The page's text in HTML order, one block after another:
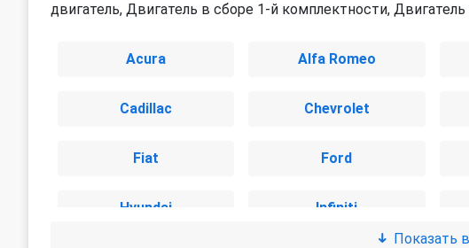
двигатель, Двигатель в сборе 1-й комплектности, Двигатель
Acura Alfa Romeo
Cadillac Chevrolet
Fiat Ford
Hyundai Infiniti
Показать